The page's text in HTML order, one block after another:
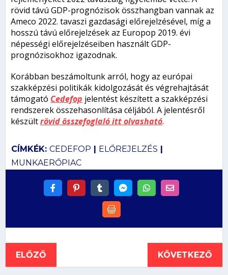
rövid távú GDP-prognózisok összhangban vannak az
Ameco 2022. tavaszi gazdasági előrejelzésével, míg a
hosszú távú előrejelzések az Europop 2019. évi
népességi előrejelzéseiben használt GDP-
prognózisokhoz igazodnak.
Korábban beszámoltunk arról, hogy az európai
szakképzési politikák kidolgozását és végrehajtását
támogató Cedefop jelentést készített a szakképzési
rendszerek összehasonlítása céljából. A jelentésről
készültrövid összefoglaló itt olvasható.
CÍMKÉK: CEDEFOP | ELŐREJELZÉS |
MUNKAERŐPIAC
ELŐZŐ KÖVETKEZŐ